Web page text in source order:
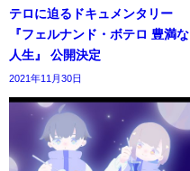
テロに迫るドキュメンタリー
『フェルナンド・ボテロ 豊満な
人生』 公開決定
2021年11月30日